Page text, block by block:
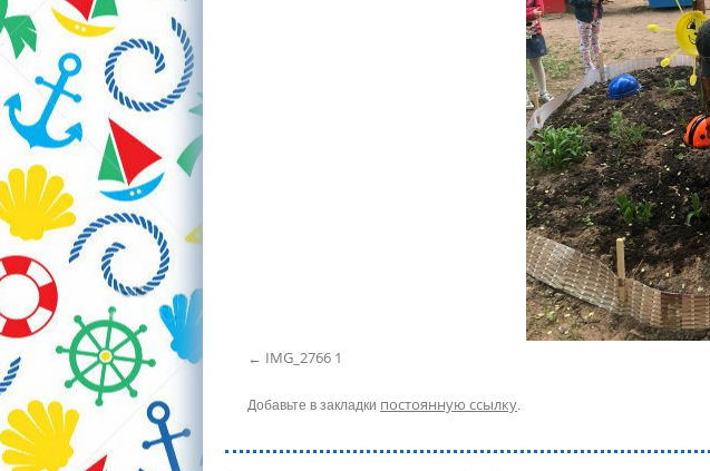
IMG_2766 1
Добавьте в закладки постоянную ссылку.